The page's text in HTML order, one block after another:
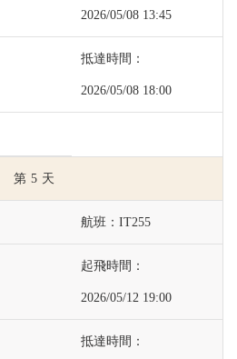
2026/05/08 13:45
2026/05/08 18:00
5
IT255
2026/05/12 19:00